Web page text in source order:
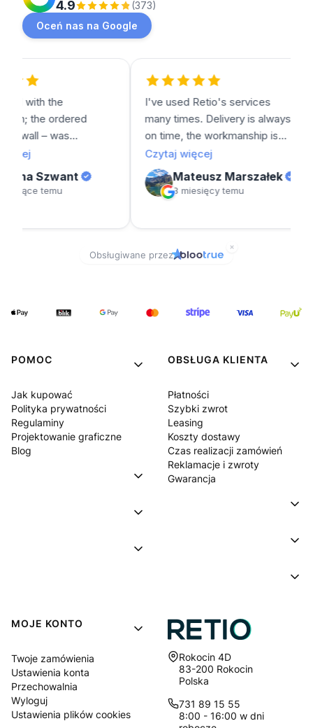
POMOC
Jak kupować
Polityka prywatności
Regulaminy
Projektowanie graficzne
Blog
OBSŁUGA KLIENTA
Płatności
Szybki zwrot
Leasing
Koszty dostawy
Czas realizacji zamówień
Reklamacje i zwroty
Gwarancja
MOJE KONTO
Twoje zamówienia
Ustawienia konta
Przechowalnia
Wyloguj
Ustawienia plików cookies
Adres:
Rokocin 4D
83-200 Rokocin
Polska
731 89 15 55
8:00 - 16:00 w dni